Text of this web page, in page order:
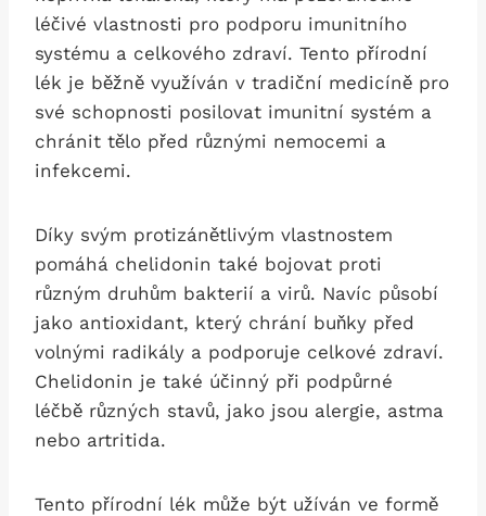
léčivé vlastnosti pro podporu imunitního
systému ‌a celkového zdraví. Tento​ přírodní
lék je běžně využíván v tradiční medicíně pro
své schopnosti⁣ posilovat imunitní systém a
chránit tělo před různými ⁤nemocemi⁤ a
infekcemi.
Díky svým protizánětlivým vlastnostem
pomáhá chelidonin ⁣také bojovat proti
různým druhům bakterií a virů. ⁣Navíc působí
jako⁤ antioxidant, ⁤který chrání buňky před
volnými radikály ⁣a⁢ podporuje celkové zdraví.
‍Chelidonin je ‍také účinný při podpůrné
léčbě různých stavů, jako jsou alergie, ​astma
nebo artritida.
Tento přírodní lék může‍ být užíván ve formě